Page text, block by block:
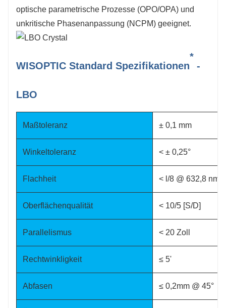
optische parametrische Prozesse (OPO/OPA) und
unkritische Phasenanpassung (NCPM) geeignet.
WISOPTIC Standard Spezifikationen
*
-
LBO
Maßtoleranz ± 0,1 mm
Winkeltoleranz < ± 0,25°
Flachheit < l/8 @ 632,8 nm
Oberflächenqualität < 10/5 [S/D]
Parallelismus < 20 Zoll
Rechtwinkligkeit ≤ 5'
Abfasen ≤ 0,2mm @ 45°